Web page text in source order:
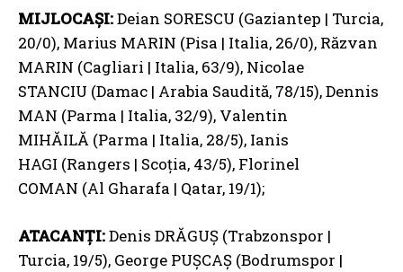
MIJLOCAȘI:Deian SORESCU (Gaziantep | Turcia,
20/0), Marius MARIN (Pisa | Italia, 26/0), Răzvan
MARIN (Cagliari | Italia, 63/9), Nicolae
STANCIU (Damac | Arabia Saudită, 78/15), Dennis
MAN (Parma | Italia, 32/9), Valentin
MIHĂILĂ (Parma | Italia, 28/5), Ianis
HAGI (Rangers | Scoția, 43/5), Florinel
COMAN (Al Gharafa | Qatar, 19/1);
ATACANȚI:Denis DRĂGUȘ (Trabzonspor |
Turcia, 19/5), George PUȘCAȘ (Bodrumspor |